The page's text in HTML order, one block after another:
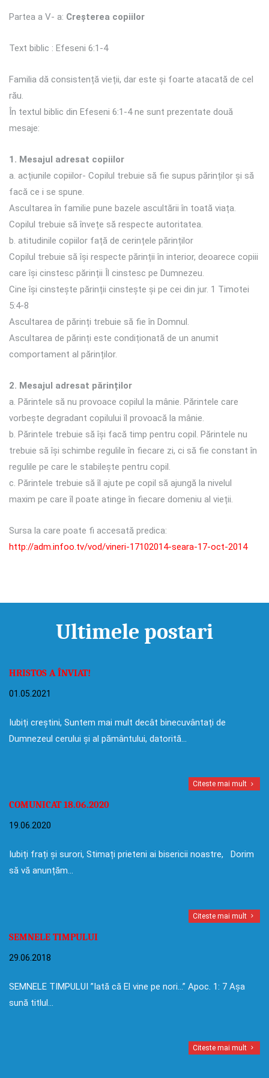
Partea a V- a: Creșterea copiilor
Text biblic : Efeseni 6:1-4
Familia dă consistență vieții, dar este și foarte atacată de cel
rău.
În textul biblic din Efeseni 6:1-4 ne sunt prezentate două
mesaje:
1. Mesajul adresat copiilor
a. acțiunile copiilor- Copilul trebuie să fie supus părinților și să
facă ce i se spune.
Ascultarea în familie pune bazele ascultării în toată viața.
Copilul trebuie să învețe să respecte autoritatea.
b. atitudinile copiilor față de cerințele părinților
Copilul trebuie să își respecte părinții în interior, deoarece copiii
care își cinstesc părinții Îl cinstesc pe Dumnezeu.
Cine își cinstește părinții cinstește și pe cei din jur. 1 Timotei
5:4-8
Ascultarea de părinți trebuie să fie în Domnul.
Ascultarea de părinți este condiționată de un anumit
comportament al părinților.
2. Mesajul adresat părinților
a. Părintele să nu provoace copilul la mânie. Părintele care
vorbește degradant copilului îl provoacă la mânie.
b. Părintele trebuie să își facă timp pentru copil. Părintele nu
trebuie să își schimbe regulile în fiecare zi, ci să fie constant în
regulile pe care le stabilește pentru copil.
c. Părintele trebuie să îl ajute pe copil să ajungă la nivelul
maxim pe care îl poate atinge în fiecare domeniu al vieții.
Sursa la care poate fi accesată predica:
http://adm.infoo.tv/vod/vineri-17102014-seara-17-oct-2014
Ultimele postari
HRISTOS A ÎNVIAT!
01.05.2021
Iubiți creștini, Suntem mai mult decât binecuvântați de
Dumnezeul cerului și al pământului, datorită…
Citeste mai mult
COMUNICAT 18.06.2020
19.06.2020
Iubiți frați și surori, Stimați prieteni ai bisericii noastre, Dorim
să vă anunțăm…
Citeste mai mult
SEMNELE TIMPULUI
29.06.2018
SEMNELE TIMPULUI ”Iată că El vine pe nori…” Apoc. 1: 7 Așa
sună titlul…
Citeste mai mult